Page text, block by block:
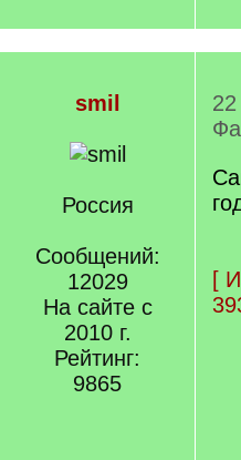
smil
Россия
Сообщений:
12029
На сайте с
2010 г.
Рейтинг:
9865
[